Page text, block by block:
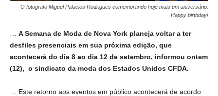
O fotografo Miguel Palacios Rodrigues comemorando hoje mais um aniversário.
Happy birthday!
… A Semana de Moda de Nova York planeja voltar a ter
desfiles presenciais em sua próxima edição, que
acontecerá do dia 8 ao dia 12 de setembro, informou ontem
(12), o sindicato da moda dos Estados Unidos CFDA.
… Este retorno aos eventos em público acontecerá de acordo